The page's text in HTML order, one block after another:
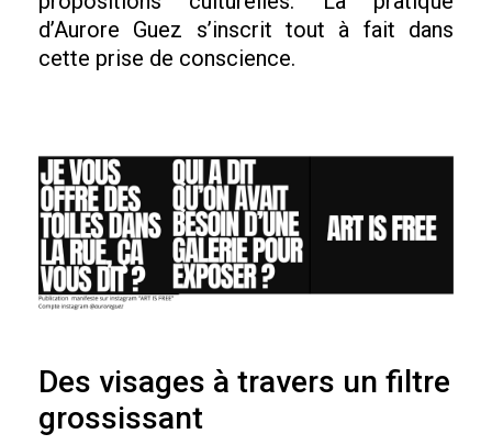
d’Aurore Guez s’inscrit tout à fait dans
cette prise de conscience.
Des visages à travers un filtre
grossissant